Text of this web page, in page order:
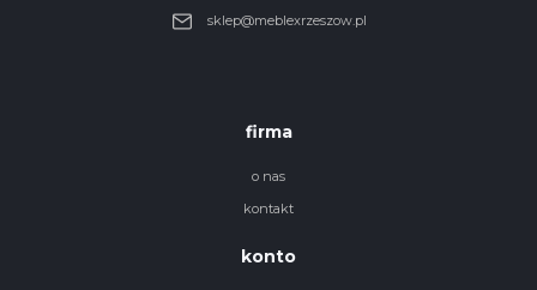
sklep@meblexrzeszow.pl
firma
o nas
kontakt
konto